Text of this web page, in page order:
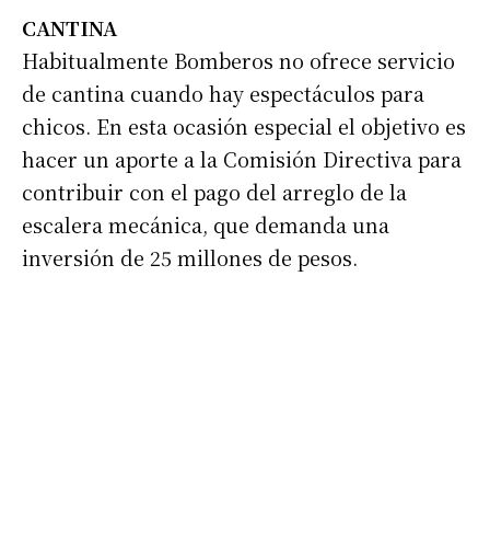
CANTINA
Habitualmente Bomberos no ofrece servicio
de cantina cuando hay espectáculos para
chicos. En esta ocasión especial el objetivo es
hacer un aporte a la Comisión Directiva para
contribuir con el pago del arreglo de la
escalera mecánica, que demanda una
inversión de 25 millones de pesos.